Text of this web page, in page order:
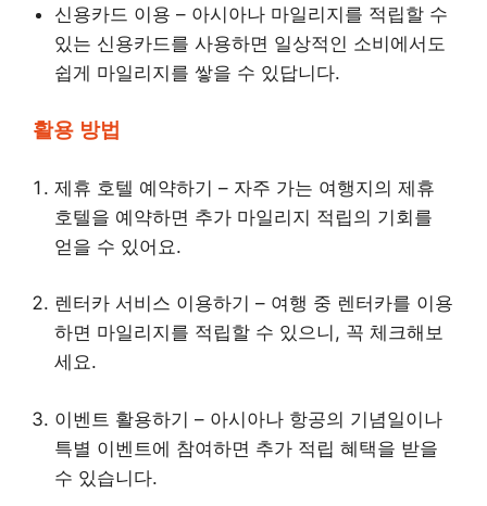
신용카드 이용 – 아시아나 마일리지를 적립할 수
있는 신용카드를 사용하면 일상적인 소비에서도
쉽게 마일리지를 쌓을 수 있답니다.
활용 방법
제휴 호텔 예약하기 – 자주 가는 여행지의 제휴
호텔을 예약하면 추가 마일리지 적립의 기회를
얻을 수 있어요.
렌터카 서비스 이용하기 – 여행 중 렌터카를 이용
하면 마일리지를 적립할 수 있으니, 꼭 체크해보
세요.
이벤트 활용하기 – 아시아나 항공의 기념일이나
특별 이벤트에 참여하면 추가 적립 혜택을 받을
수 있습니다.